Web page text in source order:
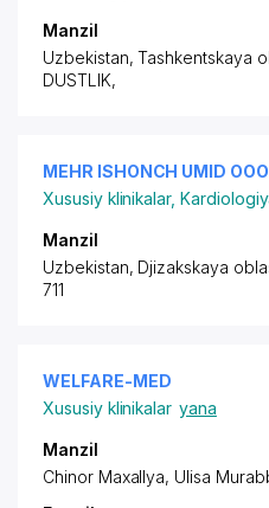
Manzil
Uzbekistan, Tashkentskaya
DUSTLIK,
MEHR ISHONCH UMID ООО
Xususiy klinikalar,
Manzil
Uzbekistan, Djizakskaya
711
WELFARE-MED
Xususiy klinikalar yana
Manzil
Chinor Maxallya, Ulisa